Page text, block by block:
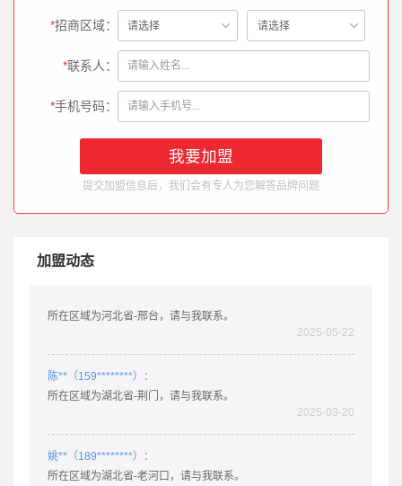
*招商区域：
*联系人：
*手机号码：
提交加盟信息后，我们会有专人为您解答品牌问题
加盟动态
2025-03-11
徐**（132********）：
所在区域为四川省-阆中，请与我联系。
2025-05-22
所在区域为广东省-乐昌，请与我联系。
兰**（150********）：
所在区域为河北省-邢台，请与我联系。
2025-05-22
陈**（159********）：
所在区域为湖北省-荆门，请与我联系。
2025-03-20
姚**（189********）：
所在区域为湖北省-老河口，请与我联系。